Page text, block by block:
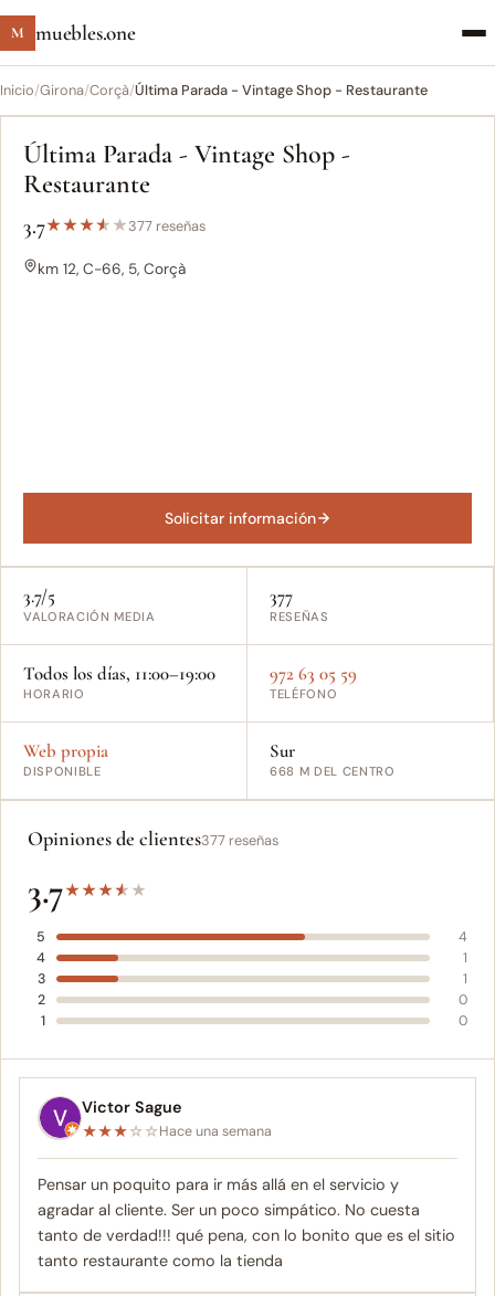
M muebles.one
Inicio/Girona/Corçà/Última Parada - Vintage Shop - Restaurante
Última Parada - Vintage Shop -
Restaurante
3.7★★★★ ★377 reseñas
km 12, C-66, 5, Corçà
Solicitar información
3.7/5
VALORACIÓN MEDIA
377
RESEÑAS
Todos los días, 11:00–19:00
HORARIO
972 63 05 59
TELÉFONO
Web propia
DISPONIBLE
Sur
668 M DEL CENTRO
Opiniones de clientes377 reseñas
3.7★★★★ ★
5
4
4
1
3
1
2
0
1
0
Victor Sague
★★★☆☆Hace una semana
Pensar un poquito para ir más allá en el servicio y
agradar al cliente. Ser un poco simpático. No cuesta
tanto de verdad!!! qué pena, con lo bonito que es el sitio
tanto restaurante como la tienda